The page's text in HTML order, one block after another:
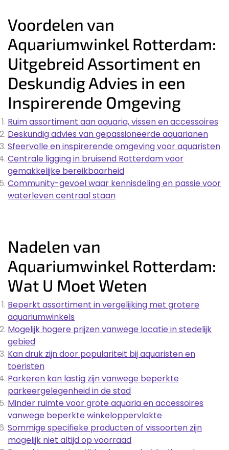
Voordelen van
Aquariumwinkel Rotterdam:
Uitgebreid Assortiment en
Deskundig Advies in een
Inspirerende Omgeving
Ruim assortiment aan aquaria, vissen en accessoires
Deskundig advies van gepassioneerde aquarianen
Sfeervolle en inspirerende omgeving voor aquaristen
Centrale ligging in bruisend Rotterdam voor
gemakkelijke bereikbaarheid
Community-gevoel waar kennisdeling en passie voor
waterleven centraal staan
Nadelen van
Aquariumwinkel Rotterdam:
Wat U Moet Weten
Beperkt assortiment in vergelijking met grotere
aquariumwinkels
Mogelijk hogere prijzen vanwege locatie in stedelijk
gebied
Kan druk zijn door populariteit bij aquaristen en
toeristen
Parkeren kan lastig zijn vanwege beperkte
parkeergelegenheid in de stad
Minder ruimte voor grote aquaria en accessoires
vanwege beperkte winkeloppervlakte
Sommige specifieke producten of vissoorten zijn
mogelijk niet altijd op voorraad